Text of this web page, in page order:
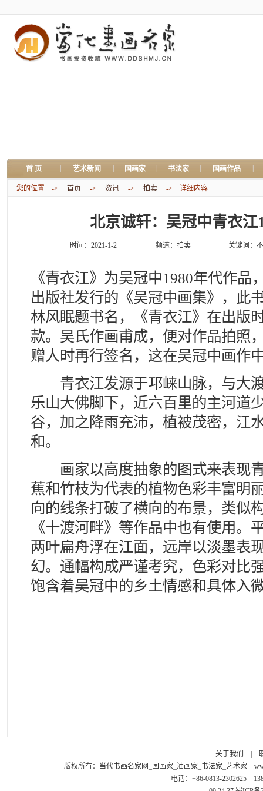
首 页 艺术新闻 国画家 书法家 国画作品
您的位置 -> 首页 -> 资讯 -> 拍卖 -> 详细内容
北京诚轩：吴冠中青衣江
时间：2021-1-2 频道： 拍卖 关键词：
《青衣江》为吴冠中1980年代作品
出版社发行的《吴冠中画集》，此
林风眠题书名，《青衣江》在出版
款。吴氏作画甫成，便对作品拍照
赠人时再行签名，这在吴冠中画作
青衣江发源于邛崃山脉，与大
乐山大佛脚下，近六百里的主河道
谷，加之降雨充沛，植被茂密，江
和。
画家以高度抽象的图式来表现
蕉和竹枝为代表的植物色彩丰富明
向的线条打破了横向的布景，类似
《十渡河畔》等作品中也有使用。
两叶扁舟浮在江面，远岸以淡墨表
幻。通幅构成严谨考究，色彩对比
饱含着吴冠中的乡土情感和具体入
关于我们
版权所有： 当代书画名家网_国画家_油画家_书法家_艺术家
电话：+86-0813-2302625